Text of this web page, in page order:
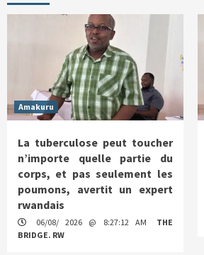
Amakuru
La tuberculose peut toucher
n’importe quelle partie du
corps, et pas seulement les
poumons, avertit un expert
rwandais
06/08/ 2026 @ 8:27:12 AM
THE
BRIDGE. RW